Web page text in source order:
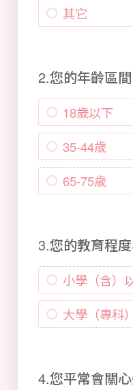
其它
2.您的年齡區間
18歲以下
35-44歲
65-75歲
3.您的教育程度
小學（含）
大學（專科）
4.您平常會關